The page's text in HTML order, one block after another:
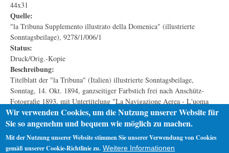
44x31
Quelle:
"la Tribuna Supplemento illustrato della Domenica" (illustrierte
Sonntagsbeilage), 9278/1/006/1
Status:
Druck/Orig.-Kopie
Beschreibung:
Titelblatt der "la Tribuna" (Italien) illustrierte Sonntagsbeilage,
Sonntag, 14. Okt. 1894, ganzseitiger Farbstich frei nach Anschütz-
Fotografie 1893, mit Untertitelung "La Navigazione Aerea - L'uoma
che vola (Luftsschiffahrt - Der fliegende Mensch)" mit Lilienthal-Motiv
gestemeptlt: -Emilio Hirsch. Napoli-
Wir verwenden Cookies, um die Nutzung unserer Website für
Sie so angenehm und bequem wie möglich zu machen.
Mit der Nutzung unserer Website stimmen Sie unserer Verwendung von Cookies
gemäß unserer Cookie-Richtlinie zu. Weitere Informationen